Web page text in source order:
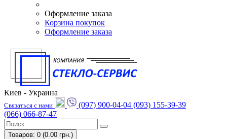
Оформление заказа
Корзина покупок
Оформление заказа
Киев - Украина
Связаться с нами (097) 900-04-04 (093) 155-39-39
(066) 066-87-47
Товаров: 0 (0.00 грн.)